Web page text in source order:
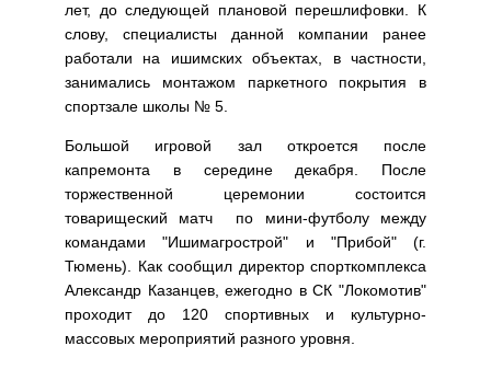
лет, до следующей плановой перешлифовки. К
слову, специалисты данной компании ранее
работали на ишимских объектах, в частности,
занимались монтажом паркетного покрытия в
спортзале школы № 5.
Большой игровой зал откроется после
капремонта в середине декабря. После
торжественной церемонии состоится
товарищеский матч по мини-футболу между
командами "Ишимагрострой" и "Прибой" (г.
Тюмень). Как сообщил директор спорткомплекса
Александр Казанцев, ежегодно в СК "Локомотив"
проходит до 120 спортивных и культурно-
массовых мероприятий разного уровня.